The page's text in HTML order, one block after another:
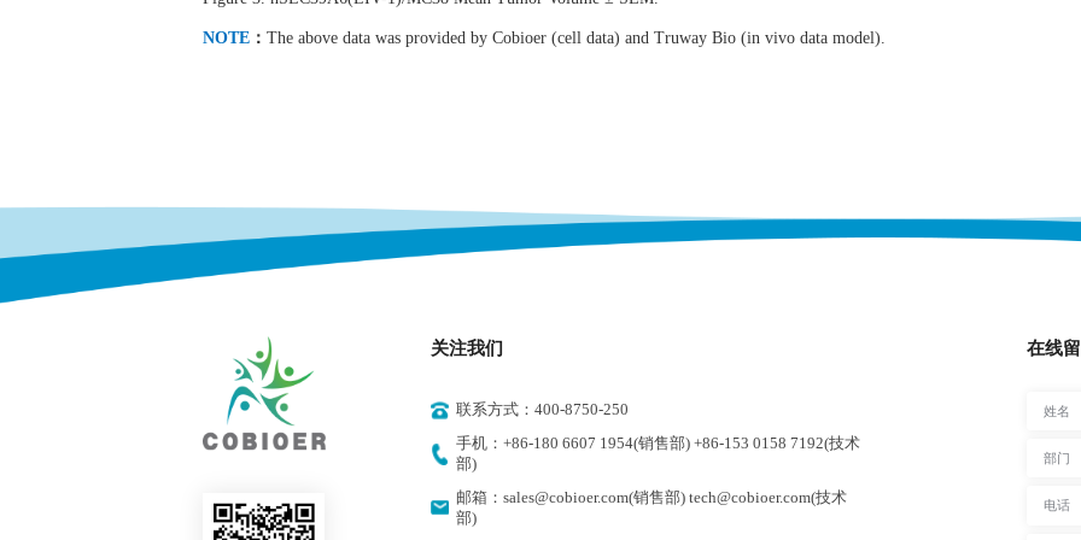
NOTE ： The above data was provided by Cobioer (cell data) and Truway Bio (in vivo data model).
关注我们
联系方式：400-8750-250
手机：+86-180 6607 1954(销售部) +86-153 0158 7192(技术
部)
邮箱：sales@cobioer.com(销售部) tech@cobioer.com(技术
部)
在线